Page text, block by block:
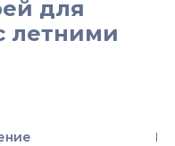
для
летними